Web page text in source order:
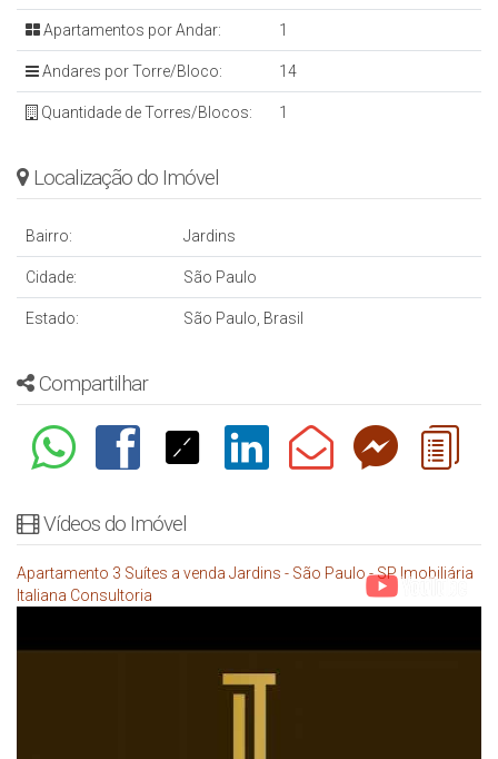
Apartamentos por Andar: 1
Andares por Torre/Bloco: 14
Quantidade de Torres/Blocos: 1
Localização do Imóvel
Bairro: Jardins
Cidade: São Paulo
Estado: São Paulo, Brasil
Compartilhar
Vídeos do Imóvel
Apartamento 3 Suítes a venda Jardins - São Paulo - SP Imobiliária
Italiana Consultoria